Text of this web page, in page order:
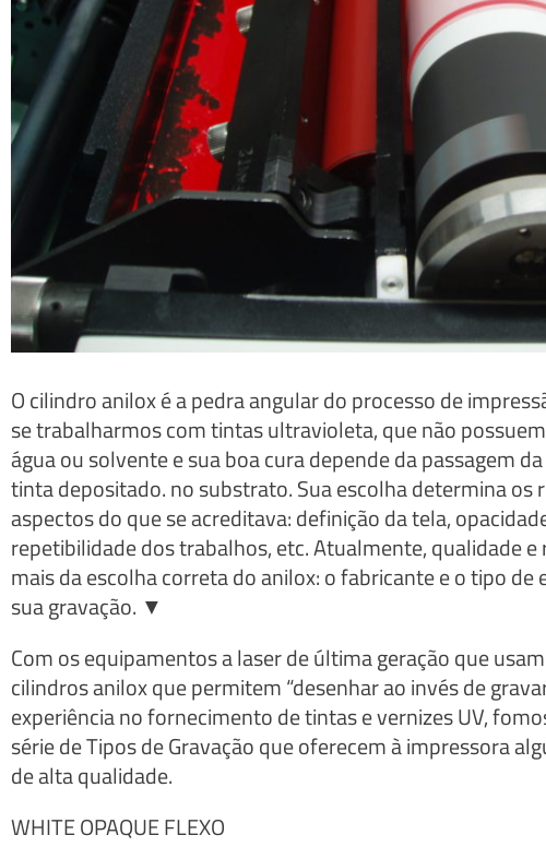
O cilindro anilox é a pedra angular do processo de
se trabalharmos com tintas ultravioleta, que não
água ou solvente e sua boa cura depende da passagem
tinta depositado. no substrato. Sua escolha determina
aspectos do que se acreditava: definição da tela,
repetibilidade dos trabalhos, etc. Atualmente, qualidade
mais da escolha correta do anilox: o fabricante e o tipo
sua gravação. ▼
Com os equipamentos a laser de última geração que
cilindros anilox que permitem “desenhar ao invés de
experiência no fornecimento de tintas e vernizes UV,
série de Tipos de Gravação que oferecem à impressora
de alta qualidade.
WHITE OPAQUE FLEXO